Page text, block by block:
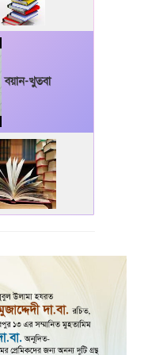
বয়ান-খুতবা